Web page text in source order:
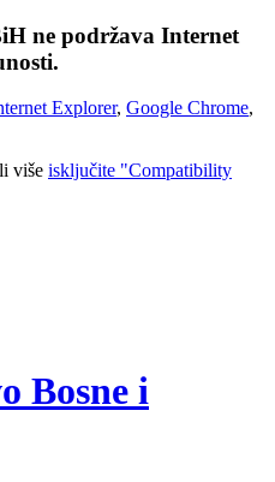
ne podržava Internet
Explorer, Google Chrome,
više isključite "Compatibility
Bosne i